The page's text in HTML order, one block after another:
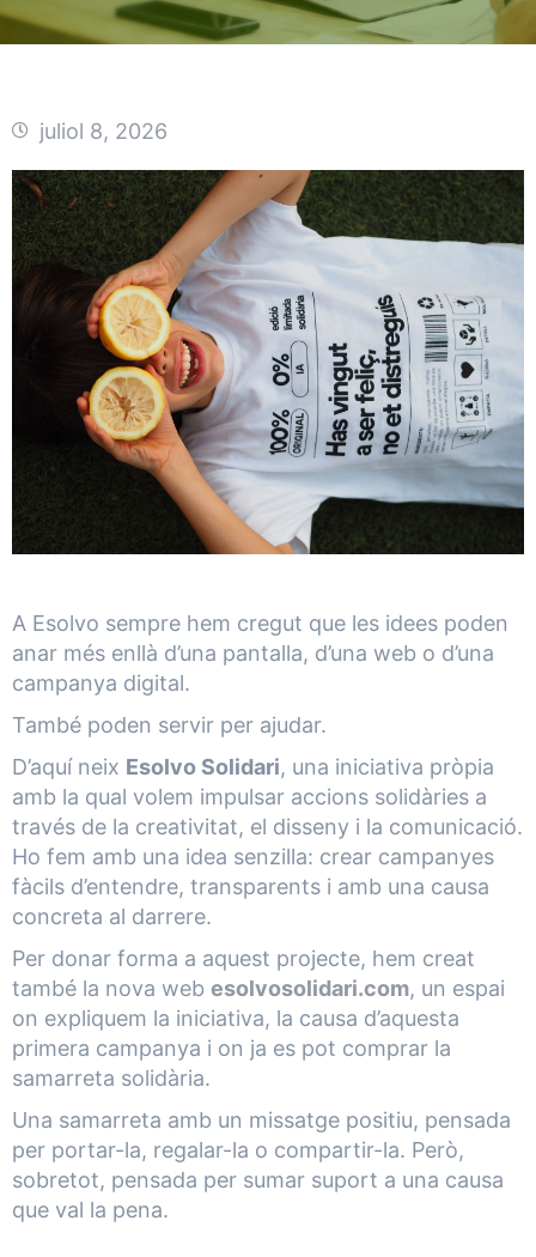
juliol 8, 2026
A Esolvo sempre hem cregut que les idees poden
anar més enllà d’una pantalla, d’una web o d’una
campanya digital.
També poden servir per ajudar.
D’aquí neix Esolvo Solidari, una iniciativa pròpia
amb la qual volem impulsar accions solidàries a
través de la creativitat, el disseny i la comunicació.
Ho fem amb una idea senzilla: crear campanyes
fàcils d’entendre, transparents i amb una causa
concreta al darrere.
Per donar forma a aquest projecte, hem creat
també la nova web esolvosolidari.com, un espai
on expliquem la iniciativa, la causa d’aquesta
primera campanya i on ja es pot comprar la
samarreta solidària.
Una samarreta amb un missatge positiu, pensada
per portar-la, regalar-la o compartir-la. Però,
sobretot, pensada per sumar suport a una causa
que val la pena.